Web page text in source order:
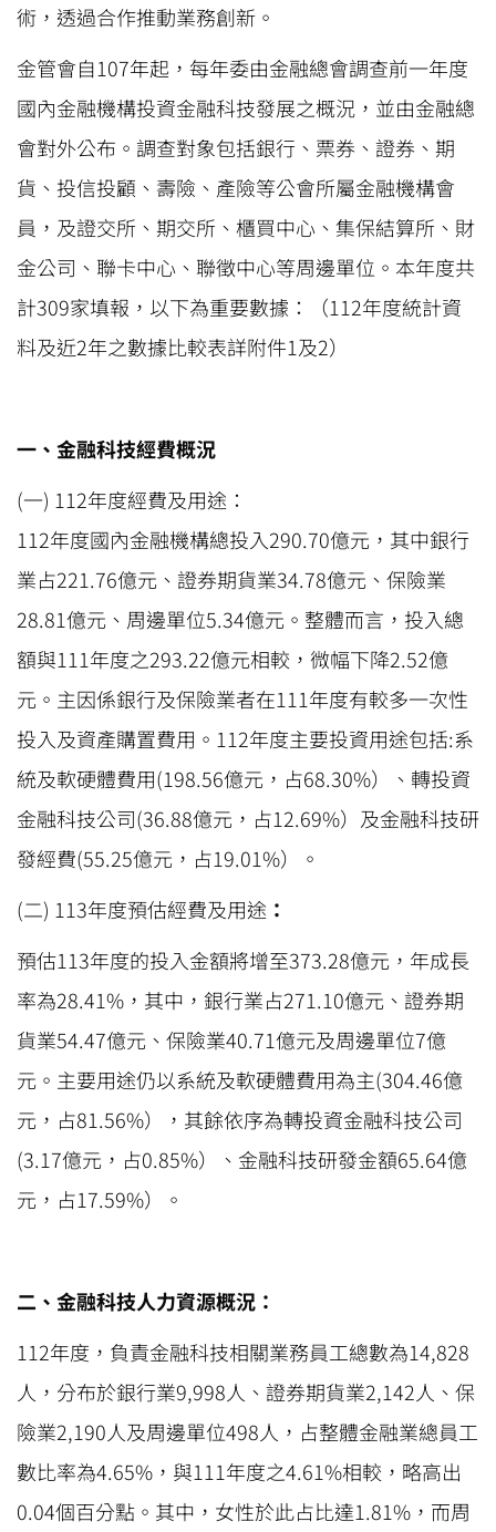
術，透過合作推動業務創新。
金管會自107年起，每年委由金融總會調查前一年度
國內金融機構投資金融科技發展之概況，並由金融總
會對外公布。調查對象包括銀行、票券、證券、期
貨、投信投顧、壽險、產險等公會所屬金融機構會
員，及證交所、期交所、櫃買中心、集保結算所、財
金公司、聯卡中心、聯徵中心等周邊單位。本年度共
計309家填報，以下為重要數據：（112年度統計資
料及近2年之數據比較表詳附件1及2）
一、金融科技經費概況
(一) 112年度經費及用途：
112年度國內金融機構總投入290.70億元，其中銀行
業占221.76億元、證券期貨業34.78億元、保險業
28.81億元、周邊單位5.34億元。整體而言，投入總
額與111年度之293.22億元相較，微幅下降2.52億
元。主因係銀行及保險業者在111年度有較多一次性
投入及資產購置費用。112年度主要投資用途包括:系
統及軟硬體費用(198.56億元，占68.30%）、轉投資
金融科技公司(36.88億元，占12.69%）及金融科技研
發經費(55.25億元，占19.01%）。
(二) 113年度預估經費及用途 ：
預估113年度的投入金額將增至373.28億元，年成長
率為28.41%，其中，銀行業占271.10億元、證券期
貨業54.47億元、保險業40.71億元及周邊單位7億
元。主要用途仍以系統及軟硬體費用為主(304.46億
元，占81.56%），其餘依序為轉投資金融科技公司
(3.17億元，占0.85%）、金融科技研發金額65.64億
元，占17.59%）。
二、金融科技人力資源概況：
112年度，負責金融科技相關業務員工總數為14,828
人，分布於銀行業9,998人、證券期貨業2,142人、保
險業2,190人及周邊單位498人，占整體金融業總員工
數比率為4.65%，與111年度之4.61%相較，略高出
0.04個百分點。其中，女性於此占比達1.81%，而周